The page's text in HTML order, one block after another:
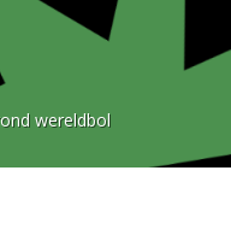
wereldbol